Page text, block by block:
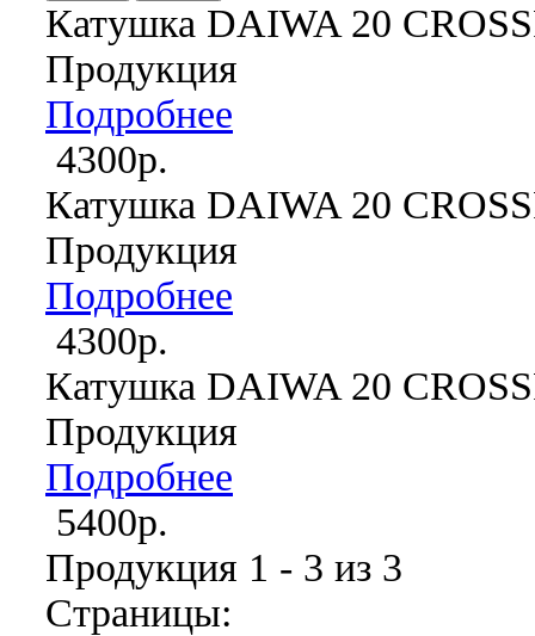
Катушка DAIWA 20
Продукция
Подробнее
4300р.
Катушка DAIWA 20
Продукция
Подробнее
4300р.
Катушка DAIWA 20
Продукция
Подробнее
5400р.
Продукция 1 - 3 из 3
Страницы: